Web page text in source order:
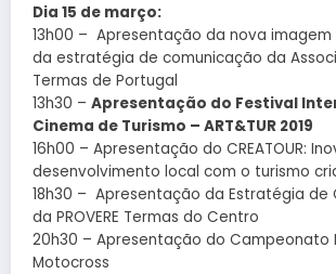
Dia 15 de março:
13h00 – Apresentação da nova
da estratégia de comunicação da
Termas de Portugal
13h30 – Apresentação do Festival
Cinema de Turismo – ART&TUR 2019
16h00 – Apresentação do CREATOUR:
desenvolvimento local com o turismo
18h30 – Apresentação da Estratégia de
da PROVERE Termas do Centro
20h30 – Apresentação do Campeonato
Motocross